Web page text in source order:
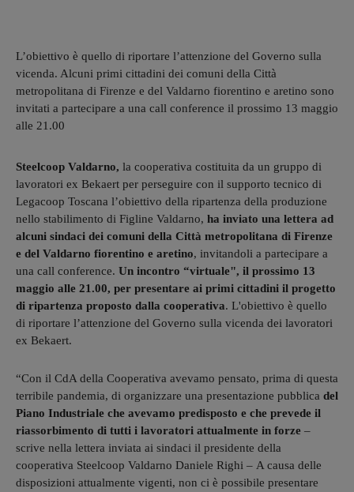
L’obiettivo è quello di riportare l’attenzione del Governo sulla
vicenda. Alcuni primi cittadini dei comuni della Città
metropolitana di Firenze e del Valdarno fiorentino e aretino sono
invitati a partecipare a una call conference il prossimo 13 maggio
alle 21.00
Steelcoop Valdarno, la cooperativa costituita da un gruppo di
lavoratori ex Bekaert per perseguire con il supporto tecnico di
Legacoop Toscana l’obiettivo della ripartenza della produzione
nello stabilimento di Figline Valdarno, ha inviato una lettera ad
alcuni sindaci dei comuni della Città metropolitana di Firenze
e del Valdarno fiorentino e aretino, invitandoli a partecipare a
una call conference. Un incontro “virtuale", il prossimo 13
maggio alle 21.00, per presentare ai primi cittadini il progetto
di ripartenza proposto dalla cooperativa. L'obiettivo è quello
di riportare l’attenzione del Governo sulla vicenda dei lavoratori
ex Bekaert.
“Con il CdA della Cooperativa avevamo pensato, prima di questa
terribile pandemia, di organizzare una presentazione pubblica del
Piano Industriale che avevamo predisposto e che prevede il
riassorbimento di tutti i lavoratori attualmente in forze –
scrive nella lettera inviata ai sindaci il presidente della
cooperativa Steelcoop Valdarno Daniele Righi – A causa delle
disposizioni attualmente vigenti, non ci è possibile presentare